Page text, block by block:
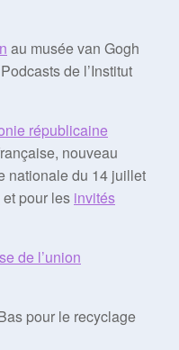
au musée van Gogh
de l’Institut
républicaine
nouveau
nationale du 14 juillet
et pour les invités
de l’union
pour le recyclage